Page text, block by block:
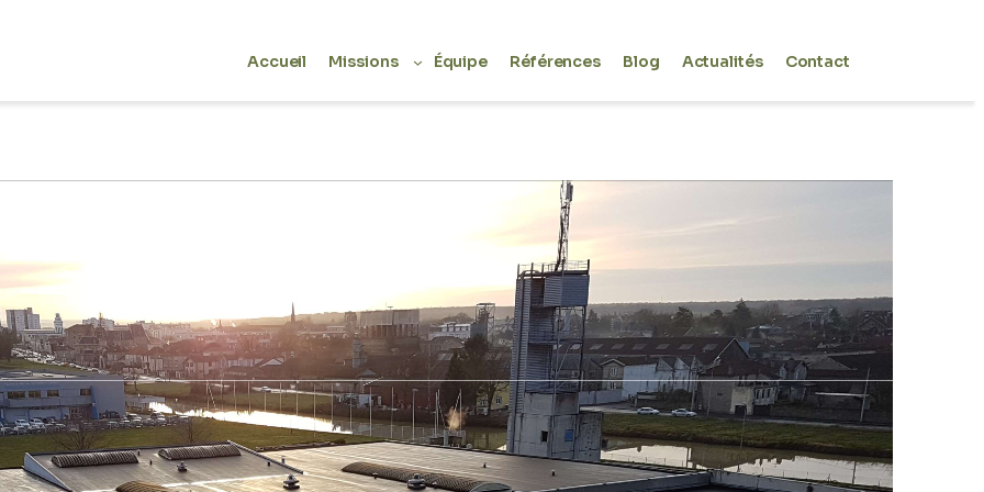
Accueil Missions Équipe Références Blog Actualités Contact
lourde de ce centre de secours de 4000 m²,
techniques très spécifiques nécessitant un
particulièrement fin, et une programmation
de travaux permettant le maintien de